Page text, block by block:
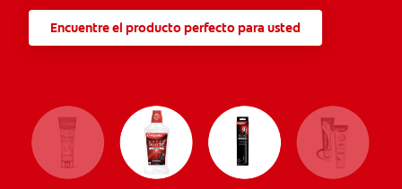
Encuentre el producto perfecto para usted